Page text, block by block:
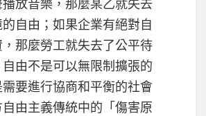
放音樂，那麼某乙就失去
自由；如果企業有絕對自
那麼勞工就失去了公平待
由不是可以無限制擴張的
要進行協商和平衡的社會
由主義傳統中的「傷害原